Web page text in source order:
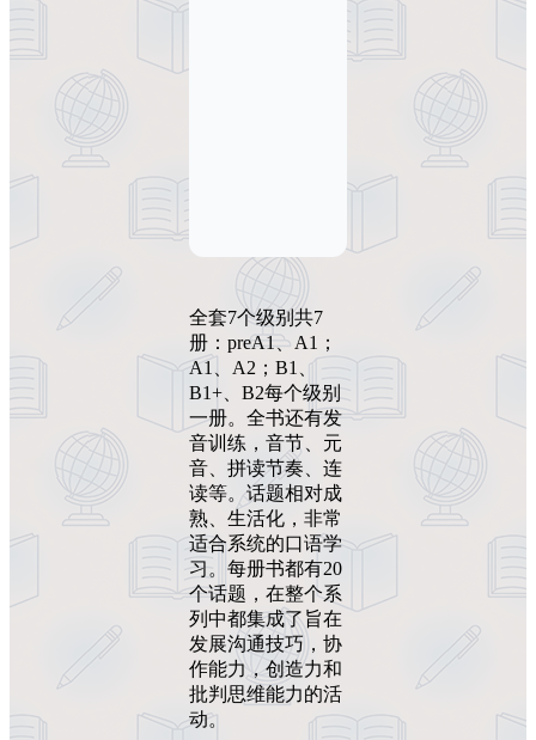
全套7个级别共7
册：preA1、A1；
A1、A2；B1、
B1+、B2每个级别
一册。全书还有发
音训练，音节、元
音、拼读节奏、连
读等。话题相对成
熟、生活化，非常
适合系统的口语学
习。每册书都有20
个话题，在整个系
列中都集成了旨在
发展沟通技巧，协
作能力，创造力和
批判思维能力的活
动。